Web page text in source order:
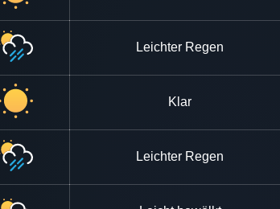
Leichter Regen
Klar
Leichter Regen